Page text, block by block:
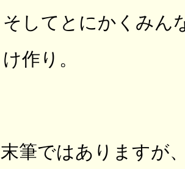
そしてとにかくみん
け作り。
末筆ではありますが